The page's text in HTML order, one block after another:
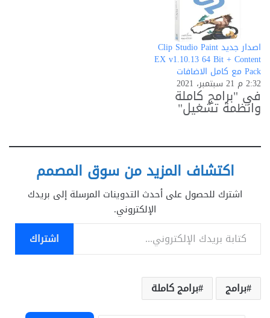
اصدار جديد Clip Studio Paint
EX v1.10.13 64 Bit + Content
Pack مع كامل الاضافات
2:32 م 21 سبتمبر، 2021
في "برامج كاملة
وانظمة تشغيل"
اكتشاف المزيد من سوق المصمم
اشترك للحصول على أحدث التدوينات المرسلة إلى بريدك
الإلكتروني.
كتابة بريدك الإلكتروني...
اشتراك
برامج برامج كاملة